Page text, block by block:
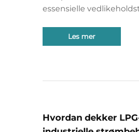
essensielle
levetid. Last ned
Les mer
Hvordan dekker